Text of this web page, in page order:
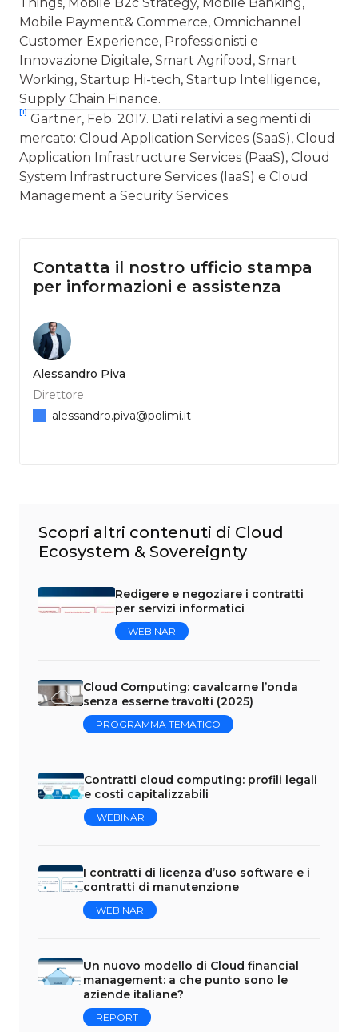
Mobile Payment& Commerce, Omnichannel
Customer Experience, Professionisti e
Innovazione Digitale, Smart Agrifood, Smart
Working, Startup Hi-tech, Startup Intelligence,
Supply Chain Finance.
[1] Gartner, Feb. 2017. Dati relativi a segmenti di
mercato: Cloud Application Services (SaaS), Cloud
Application Infrastructure Services (PaaS), Cloud
System Infrastructure Services (IaaS) e Cloud
Management a Security Services.
Contatta il nostro ufficio stampa
per informazioni e assistenza
Alessandro Piva
Direttore
alessandro.piva@polimi.it
Scopri altri contenuti di Cloud
Ecosystem & Sovereignty
Redigere e negoziare i contratti
per servizi informatici
WEBINAR
Cloud Computing: cavalcarne l’onda
senza esserne travolti (2025)
PROGRAMMA TEMATICO
Contratti cloud computing: profili legali
e costi capitalizzabili
WEBINAR
I contratti di licenza d’uso software e i
contratti di manutenzione
WEBINAR
Un nuovo modello di Cloud financial
management: a che punto sono le
aziende italiane?
REPORT